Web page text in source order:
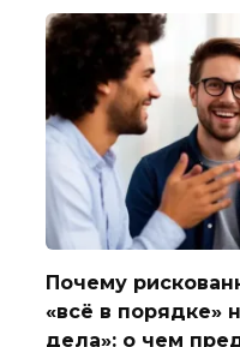
Почему
«всё в порядке»
дела»: о чем